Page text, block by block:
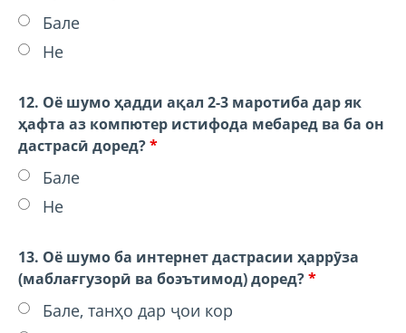
Бале
Не
12. Оё шумо ҳадди ақал 2-3 маротиба дар як
ҳафта аз компютер истифода мебаред ва ба он
дастрасӣ доред?*
Бале
Не
13. Оё шумо ба интернет дастрасии ҳаррӯза
(маблағгузорӣ ва боэътимод) доред?*
Бале, танҳо дар ҷои кор